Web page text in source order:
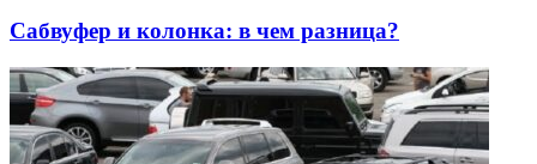
Сабвуфер и колонка: в чем разница?